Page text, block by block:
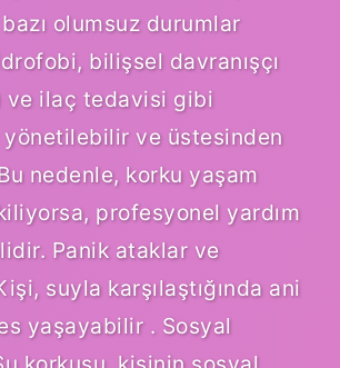
olumsuz durumlar
bilişsel davranışçı
ve ilaç tedavisi gibi
ve üstesinden
nedenle, korku yaşam
profesyonel yardım
Panik ataklar ve
suyla karşılaştığında ani
yaşayabilir . Sosyal